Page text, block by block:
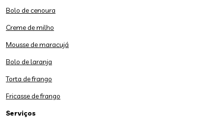
Bolo de cenoura
Creme de milho
Mousse de maracujá
Bolo de laranja
Torta de frango
Fricasse de frango
Serviços